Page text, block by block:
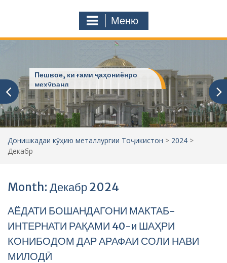
Меню
Пешвое, ки ғами ҷаҳониёнро
мехӯранд
Донишкадаи кӯҳию металлургии Тоҷикистон > 2024 >
Декабр
Month: Декабр 2024
АЁДАТИ БОШАНДАГОНИ МАКТАБ-
ИНТЕРНАТИ РАҚАМИ 40-и ШАҲРИ
КОНИБОДОМ ДАР АРАФАИ СОЛИ НАВИ
МИЛОДӢ